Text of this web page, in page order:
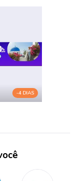
-4 DIAS